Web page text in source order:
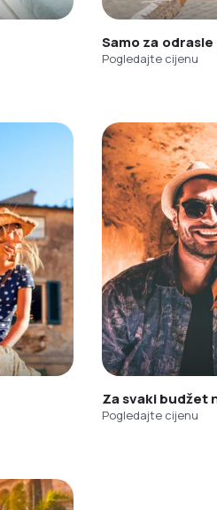
Samo za odrasle
Pogledajte cijenu
Za svaki budžet
Pogledajte cijenu